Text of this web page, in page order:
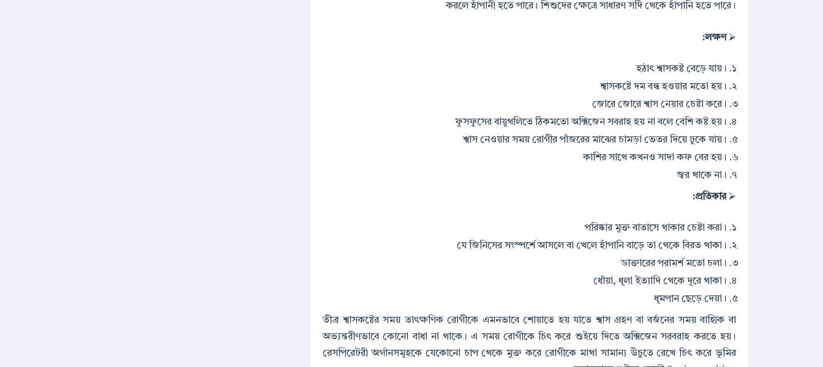
করলে হাঁপানী হতে পারে। শিশুদের ক্ষেত্রে সাধারণ সর্দি থেকে হাঁপানি হতে পারে।
⮚
লক্ষণ:
হঠাৎ শ্বাসকষ্ট বেড়ে যায়।
শ্বাসকষ্টে দম বন্ধ হওয়ার মতো হয়।
জোরে জোরে শ্বাস নেয়ার চেষ্টা করে।
ফুসফুসের বায়ুথলিতে ঠিকমতো অক্সিজেন সবরাহ হয় না বলে বেশি কষ্ট হয়।
শ্বাস নেওয়ার সময় রোগীর পাঁজরের মাঝের চামড়া ভেতর দিয়ে ঢুকে যায়।
কাশির সাথে কখনও সাদা কফ বের হয়।
জ্বর থাকে না।
⮚
প্রতিকার:
পরিষ্কার মুক্ত বাতাসে থাকার চেষ্টা করা।
যে জিনিসের সংস্পর্শে আসলে বা খেলে হাঁপানি বাড়ে তা থেকে বিরত থাকা।
ডাক্তারের পরামর্শ মতো চলা।
ধোঁয়া, ধূলা ইত্যাদি থেকে দূরে থাকা।
ধূমপান ছেড়ে দেয়া।
তীব্র শ্বাসকষ্টের সময় তাৎক্ষণিক রোগীকে এমনভাবে শোয়াতে হয় যাতে শ্বাস গ্রহণ বা বর্জনের সময় বাহ্যিক বা
অভ্যন্তরীণভাবে কোনো বাধা না থাকে। এ সময় রোগীকে চিৎ করে শুইয়ে দিতে অক্সিজেন সরবরাহ করতে হয়।
রেসপিরেটরী অর্গানসমূহকে যেকোনো চাপ থেকে মুক্ত করে রোগীকে মাথা সামান্য উঁচুতে রেখে চিৎ করে ভূমির